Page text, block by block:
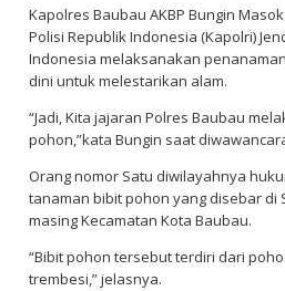
Kapolres Baubau AKBP Bungin
Polisi Republik Indonesia (Kapolri)
Indonesia melaksanakan
dini untuk melestarikan alam.
“Jadi, Kita jajaran Polres Baubau
pohon,”kata Bungin saat
Orang nomor Satu diwilayahnya
tanaman bibit pohon yang disebar di
masing Kecamatan Kota Baubau.
“Bibit pohon tersebut terdiri dari
trembesi,” jelasnya.